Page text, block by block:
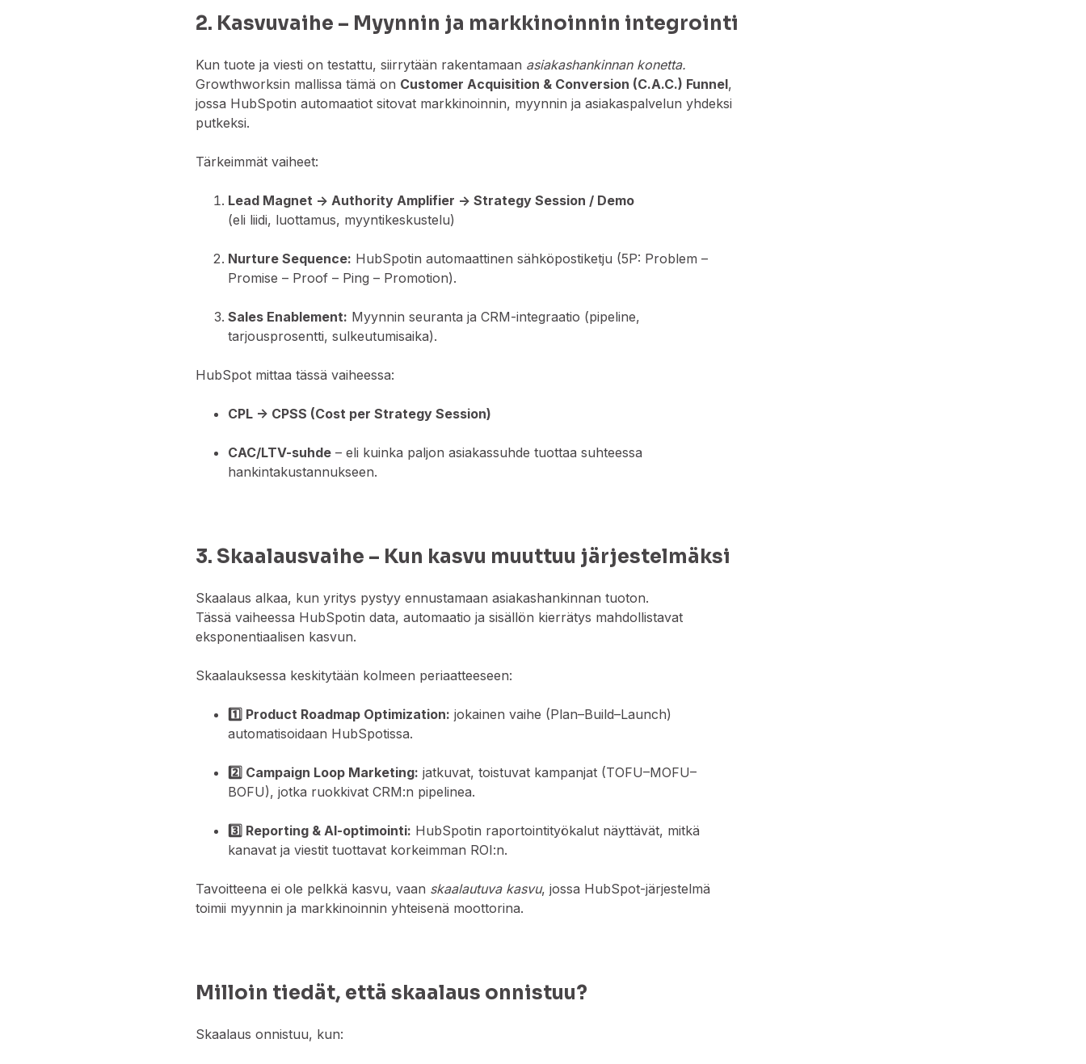
2. Kasvuvaihe – Myynnin ja markkinoinnin integrointi
Kun tuote ja viesti on testattu, siirrytään rakentamaan asiakashankinnan konetta.
Growthworksin mallissa tämä on Customer Acquisition & Conversion (C.A.C.) Funnel,
jossa HubSpotin automaatiot sitovat markkinoinnin, myynnin ja asiakaspalvelun yhdeksi
putkeksi.
Tärkeimmät vaiheet:
Lead Magnet → Authority Amplifier → Strategy Session / Demo
(eli liidi, luottamus, myyntikeskustelu)
Nurture Sequence: HubSpotin automaattinen sähköpostiketju (5P: Problem –
Promise – Proof – Ping – Promotion).
Sales Enablement: Myynnin seuranta ja CRM-integraatio (pipeline,
tarjousprosentti, sulkeutumisaika).
HubSpot mittaa tässä vaiheessa:
CPL → CPSS (Cost per Strategy Session)
CAC/LTV-suhde – eli kuinka paljon asiakassuhde tuottaa suhteessa
hankintakustannukseen.
3. Skaalausvaihe – Kun kasvu muuttuu järjestelmäksi
Skaalaus alkaa, kun yritys pystyy ennustamaan asiakashankinnan tuoton.
Tässä vaiheessa HubSpotin data, automaatio ja sisällön kierrätys mahdollistavat
eksponentiaalisen kasvun.
Skaalauksessa keskitytään kolmeen periaatteeseen:
1️⃣ Product Roadmap Optimization: jokainen vaihe (Plan–Build–Launch)
automatisoidaan HubSpotissa.
2️⃣ Campaign Loop Marketing: jatkuvat, toistuvat kampanjat (TOFU–MOFU–
BOFU), jotka ruokkivat CRM:n pipelinea.
3️⃣ Reporting & AI-optimointi: HubSpotin raportointityökalut näyttävät, mitkä
kanavat ja viestit tuottavat korkeimman ROI:n.
Tavoitteena ei ole pelkkä kasvu, vaan skaalautuva kasvu, jossa HubSpot-järjestelmä
toimii myynnin ja markkinoinnin yhteisenä moottorina.
Milloin tiedät, että skaalaus onnistuu?
Skaalaus onnistuu, kun: